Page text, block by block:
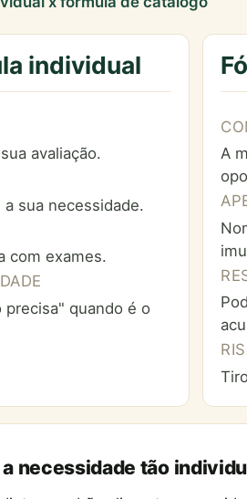
individual
avaliação.
a sua necessidade.
com exames.
precisa" quando é o
A
necessidade tão